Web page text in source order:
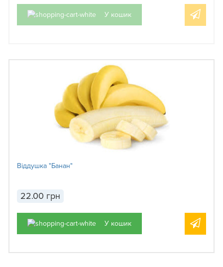
У кошик
Віддушка "Банан"
22.00 грн
У кошик